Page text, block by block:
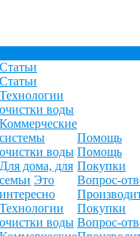
Статьи
Статьи
Технологии
очистки воды
Коммерческие
системы
очистки воды
Для дома, для
семьи Это
интересно
Технологии
очистки воды
Помощь
Помощь
Покупки
Вопрос-
Покупки
Вопрос-